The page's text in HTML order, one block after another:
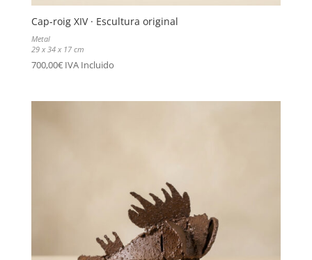
Cap-roig XIV · Escultura original
Metal
29 x 34 x 17 cm
700,00€ IVA Incluido